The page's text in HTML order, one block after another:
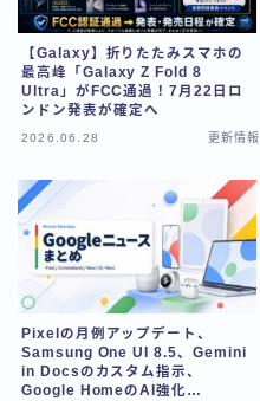
【Galaxy】折りたたみスマホの
最高峰「Galaxy Z Fold 8
Ultra」がFCC通過！7月22日ロ
ンドン発表が確定へ
2026.06.28 更新情報
Pixelの月例アップデート、
Samsung One UI 8.5、Gemini
in Docsのカスタム指示、
Google HomeのAI強化